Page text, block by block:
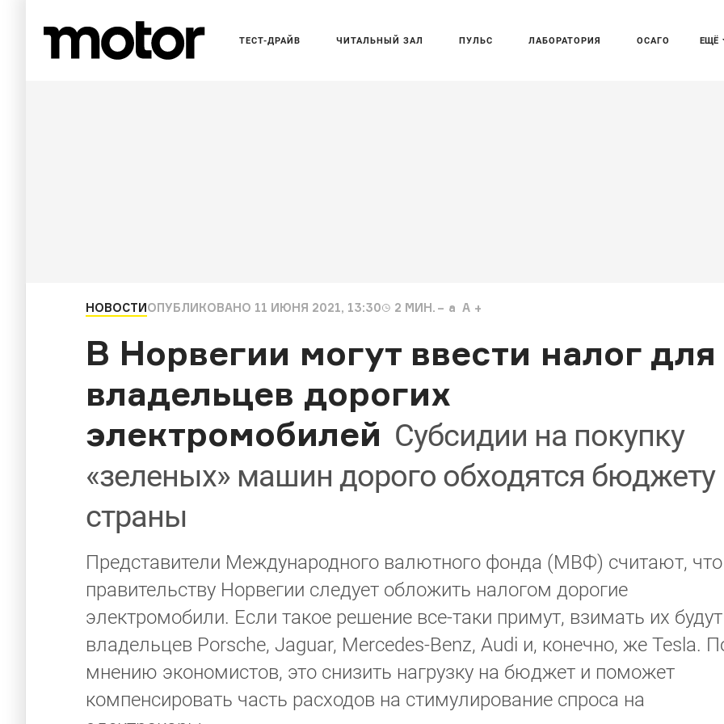
ЕЩЁ
ТЕСТ-ДРАЙВ ЧИТАЛЬНЫЙ ЗАЛ ПУЛЬС ЛАБОРАТОРИЯ ОСАГО
НОВОСТИОПУБЛИКОВАНО 11 ИЮНЯ 2021, 13:30 2 МИН. a A
В Норвегии могут ввести налог для
владельцев дорогих
электромобилей Субсидии на покупку
«зеленых» машин дорого обходятся бюджету
страны
Представители Международного валютного фонда (МВФ) считают, что
правительству Норвегии следует обложить налогом дорогие
электромобили. Если такое решение все-таки примут, взимать их
владельцев Porsche, Jaguar, Mercedes-Benz, Audi и, конечно, же Tesla.
мнению экономистов, это снизить нагрузку на бюджет и поможет
компенсировать часть расходов на стимулирование спроса на